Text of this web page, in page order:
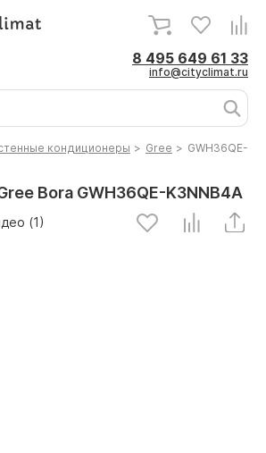
8 495 649 61 33
info@cityclimat.ru
кондиционеры > Gree > GWH36QE-
Bora GWH36QE-K3NNB4A
(1)